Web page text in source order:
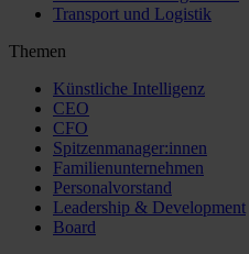
Transport und Logistik
Themen
Künstliche Intelligenz
CEO
CFO
Spitzenmanager:innen
Familienunternehmen
Personalvorstand
Leadership & Development
Board